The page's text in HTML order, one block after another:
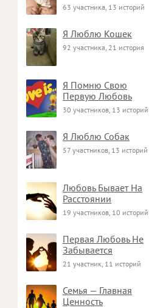
63 участника, 13 историй
Я Люблю Кошек
92 участника, 21 история
Я Помню Свою
Первую Любовь
30 участников, 13 историй
Я Люблю Собак
57 участников, 13 историй
Любовь Бывает На
Расстоянии
19 участников, 10 историй
Первая Любовь Не
Забывается
21 участник, 11 историй
Семья — Главная
Ценность